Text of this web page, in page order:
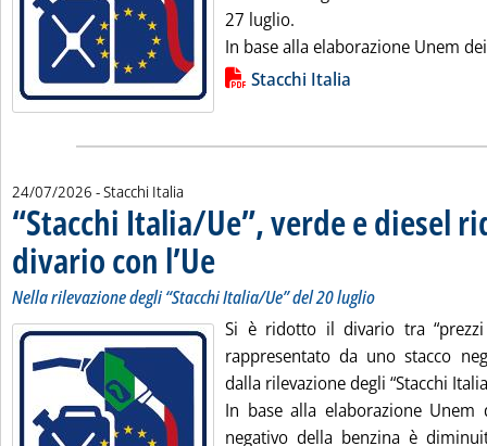
27 luglio.
In base alla elaborazione Unem
Lista allegati PDF alla notizia
Stacchi Italia
24/07/2026 - Stacchi Italia
“Stacchi Italia/Ue”, verde e diesel
divario con l’Ue
Nella rilevazione degli “Stacchi Italia/Ue” del 20 luglio
Si è ridotto il divario tra “prezzi
rappresentato da uno stacco
dalla rilevazione degli “Stacchi
In base alla elaborazione
negativo della benzina è